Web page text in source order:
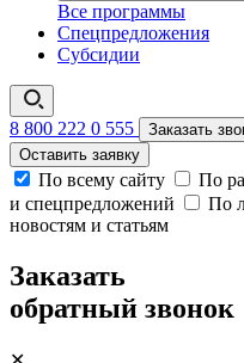
Все программы
Спецпредложения
Субсидии
8 800 222 0 555
Заказать
Оставить заявку
По всему сайту По
и спецпредложений
По
новостям и статьям
Заказать
обратный звонок